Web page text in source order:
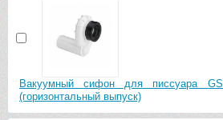
Вакуумный сифон для писсуара
(горизонтальный выпуск)